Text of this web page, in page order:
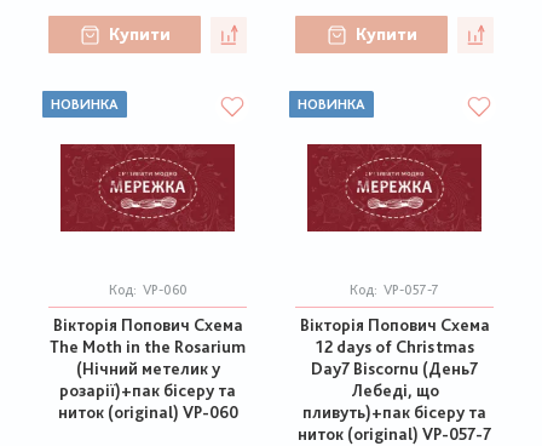
Купити Купити
НОВИНКА
Код: VP-060
Вікторія Попович Схема
The Moth in the Rosarium
(Нічний метелик у
розарії)+пак бісеру та
ниток (original) VP-060
НОВИНКА
Код: VP-057-7
Вікторія Попович Схема
12 days of Christmas
Day7 Biscornu (День7
Лебеді, що
пливуть)+пак бісеру та
ниток (original) VP-057-7